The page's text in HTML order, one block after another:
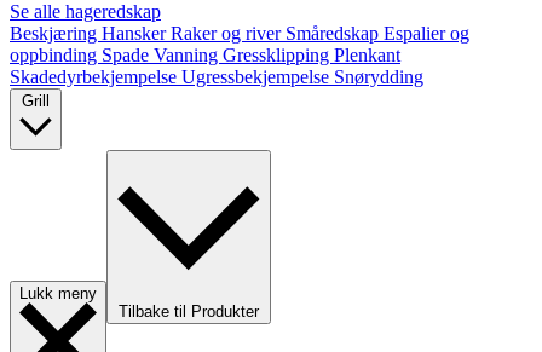
Se alle hageredskap
Beskjæring HanskerRaker og river Småredskap Espalier og
oppbinding Spade Vanning Gressklipping Plenkant
Skadedyrbekjempelse Ugressbekjempelse Snørydding
Lukk meny
Tilbake til Produkter